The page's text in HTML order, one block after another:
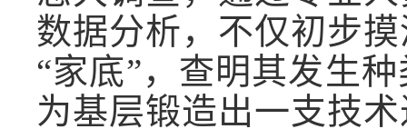
数据分析，不仅初步
“家底”，查明其发生
为基层锻造出一支技